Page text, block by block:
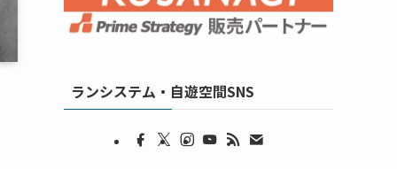
ランシステム・自遊空間SNS